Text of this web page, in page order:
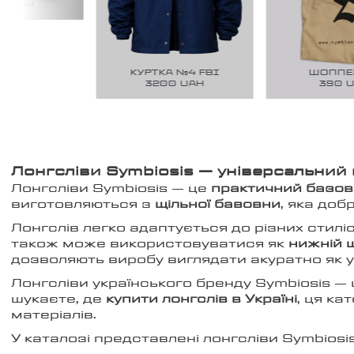
КУРТКА №4 FBI
3200UAH
390
Лонгсліви Symbiosis —
Лонгсліви Symbiosis — це практичний
виготовляються з щільної бавовни, яка
Лонгслів легко адаптується до різних
також може використовуватися як нижній
дозволяють виробу виглядати акуратно як
Лонгсліви українського бренду Symbiosis —
шукаєте, де купити лонгслів в Україні, ця
матеріалів.
У каталозі представлені лонгсліви